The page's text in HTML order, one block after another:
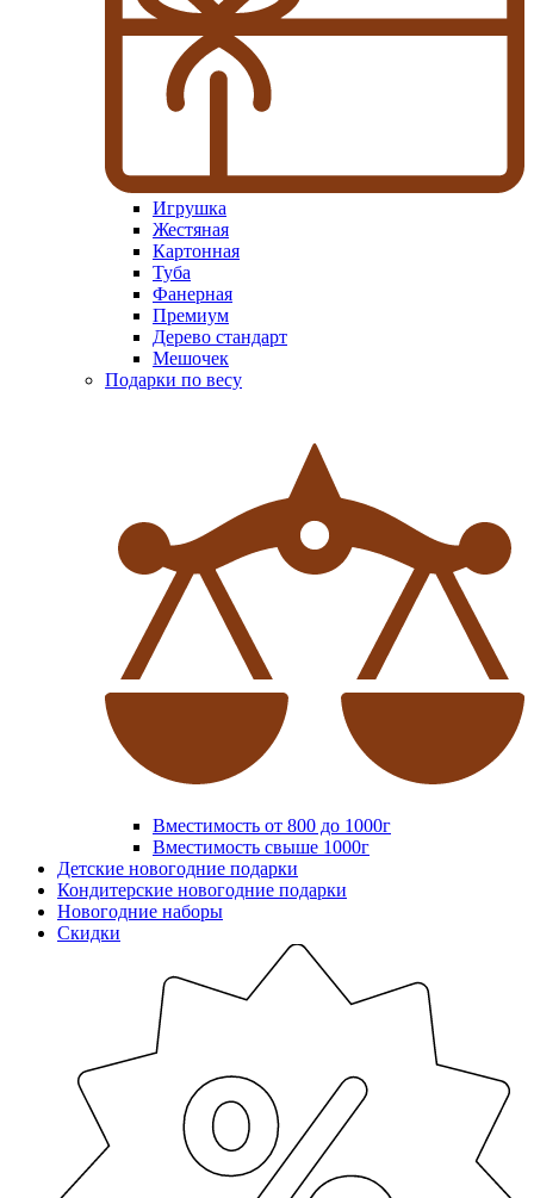
Игрушка
Жестяная
Картонная
Туба
Фанерная
Премиум
Дерево стандарт
Мешочек
Подарки по весу
Вместимость от 800 до 1000г
Вместимость свыше 1000г
Детские новогодние подарки
Кондитерские новогодние подарки
Новогодние наборы
Скидки